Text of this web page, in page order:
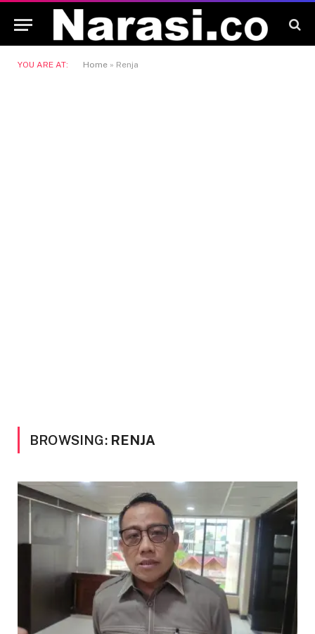
YOU ARE AT: Home » Renja
BROWSING: RENJA